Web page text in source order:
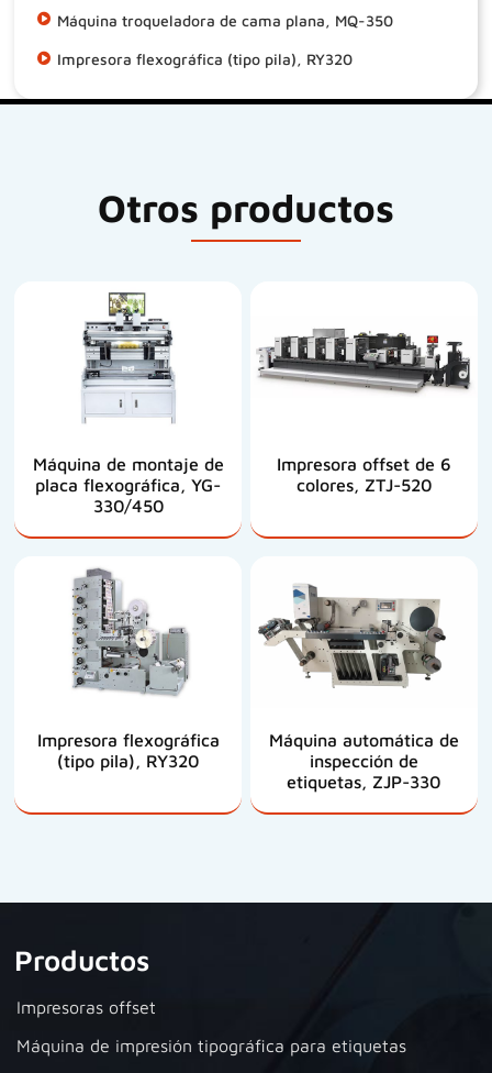
Máquina troqueladora de cama plana, MQ-350
Impresora flexográfica (tipo pila), RY320
Otros productos
Máquina de montaje de
placa flexográfica, YG-
330/450
Impresora offset de 6
colores, ZTJ-520
Impresora flexográfica
(tipo pila), RY320
Máquina automática de
inspección de
etiquetas, ZJP-330
Productos
Impresoras offset
Máquina de impresión tipográfica para etiquetas